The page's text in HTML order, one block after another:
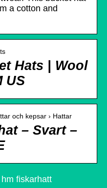
a cotton and
Hats | Wool
US
och kepsar › Hattar
– Svart –
fiskarhatt